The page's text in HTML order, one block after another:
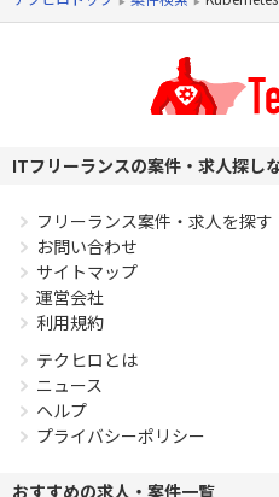
エンジニア複数人のチーム
ITフリーランスの案件・求人探し
フリーランス案件・求人を探す
お問い合わせ
サイトマップ
運営会社
利用規約
テクヒロとは
ニュース
ヘルプ
プライバシーポリシー
おすすめの求人・案件一覧